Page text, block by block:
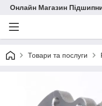
Онлайн Магазин
Товари та послуги